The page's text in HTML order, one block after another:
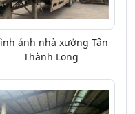
ảnh nhà xưởng Tân
Thành Long